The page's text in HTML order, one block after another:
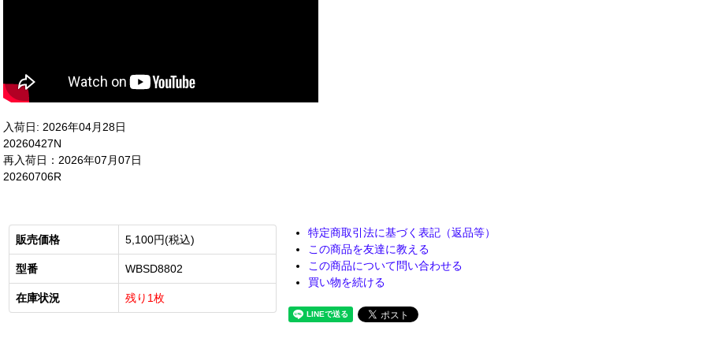
入荷日: 2026年04月28日
20260427N
再入荷日：2026年07月07日
20260706R
販売価格 5,100円(税込)
型番 WBSD8802
在庫状況 残り1枚
特定商取引法に基づく表記（返品等）
この商品を友達に教える
この商品について問い合わせる
買い物を続ける